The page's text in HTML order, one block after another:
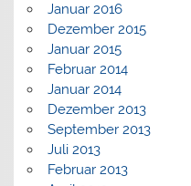
Januar 2016
Dezember 2015
Januar 2015
Februar 2014
Januar 2014
Dezember 2013
September 2013
Juli 2013
Februar 2013